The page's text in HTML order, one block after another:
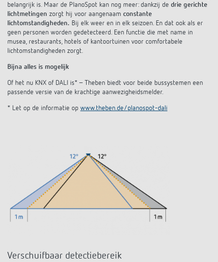
belangrijk is. Maar de PlanoSpot kan nog meer: dankzij de drie gerichte
lichtmetingen zorgt hij voor aangenaam constante
lichtomstandigheden. Bij elk weer en in elk seizoen. En dat ook als er
geen personen worden gedetecteerd. Een functie die met name in
musea, restaurants, hotels of kantoortuinen voor comfortabele
lichtomstandigheden zorgt.
Bijna alles is mogelijk
Of het nu KNX of DALI is* – Theben biedt voor beide bussystemen een
passende versie van de krachtige aanwezigheidsmelder.
* Let op de informatie op www.theben.de/planospot-dali
Verschuifbaar detectiebereik